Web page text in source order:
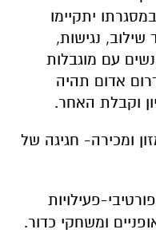
יתקיימו
שילוב, נגישות,
עם מוגבלות
אדום תהיה
וקבלת האחר.
ומכירה- חגיגה של
פעילויות
ומשחקי כדור.